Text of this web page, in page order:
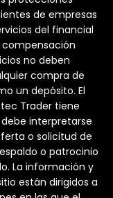
de empresas
del financial
no deben
compra de
un depósito. El
Trader tiene
interpretarse
o solicitud de
o patrocinio
La información y
están dirigidos a